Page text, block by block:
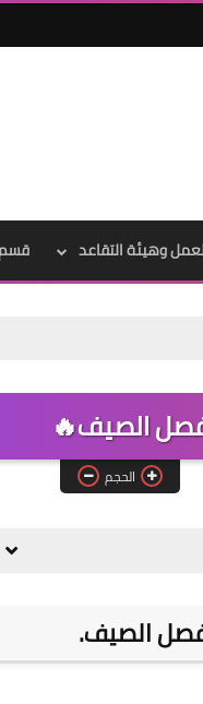
وهيئة التقاعد قسم
فصل الصيف🔥
الحجم
فصل الصيف.
المالكي